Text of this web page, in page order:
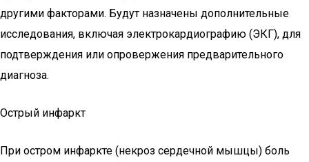
другими факторами. Будут назначены дополнительные
исследования, включая электрокардиографию (ЭКГ), для
подтверждения или опровержения предварительного
диагноза.
Острый инфаркт
При остром инфаркте (некроз сердечной мышцы) боль